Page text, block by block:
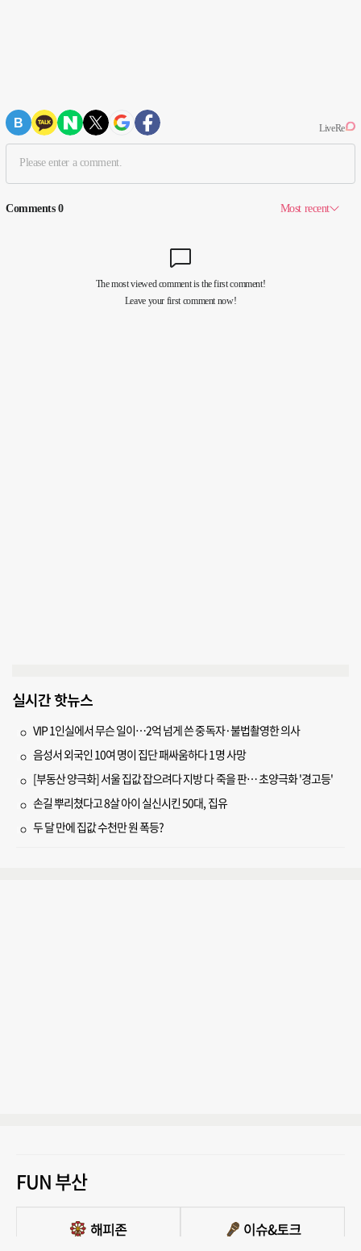
실시간 핫뉴스
VIP 1인실에서 무슨 일이…2억 넘게 쓴 중독자·불법촬영한 의사
음성서 외국인 10여 명이 집단 패싸움하다 1명 사망
[부동산 양극화] 서울 집값 잡으려다 지방 다 죽을 판… 초양극화 '경고등'
손길 뿌리쳤다고 8살 아이 실신시킨 50대, 집유
두 달 만에 집값 수천만 원 폭등?
FUN 부산